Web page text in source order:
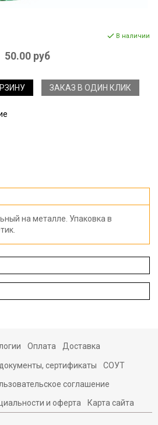
В наличии
50.00 руб
ЗАКАЗ В ОДИН КЛИК
на металле. Упаковка в
Оплата Доставка
сертификаты СОУТ
соглашение
и оферта Карта сайта